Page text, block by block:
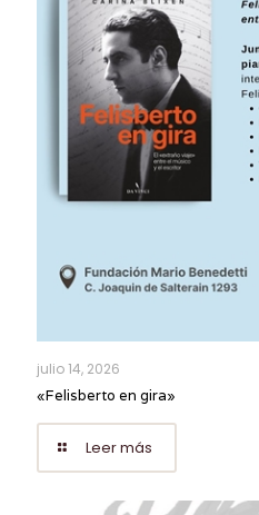
julio 14, 2026
«Felisberto en gira»
Leer más